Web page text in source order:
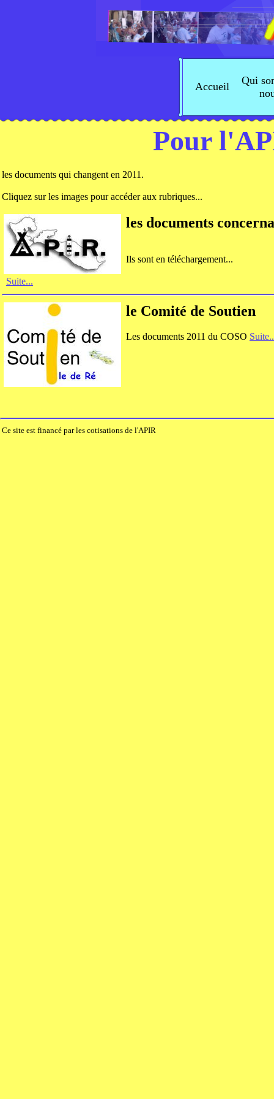
Accueil
Qui
Pour
les documents qui changent en 2011.
Cliquez sur les images pour accéder aux rubriques...
les documents
Ils sont en téléchargement...
Suite...
le Comité de Soutien
Les documents 2011 du COSO
Ce site est financé par les cotisations de l'APIR